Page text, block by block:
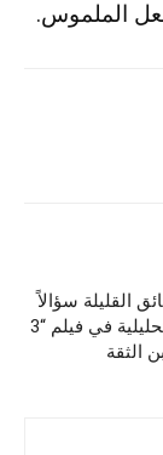
الملموس.
القليلة سؤالاً
وجودياً: قراءة تحليلية في فيلم “3
الثقة